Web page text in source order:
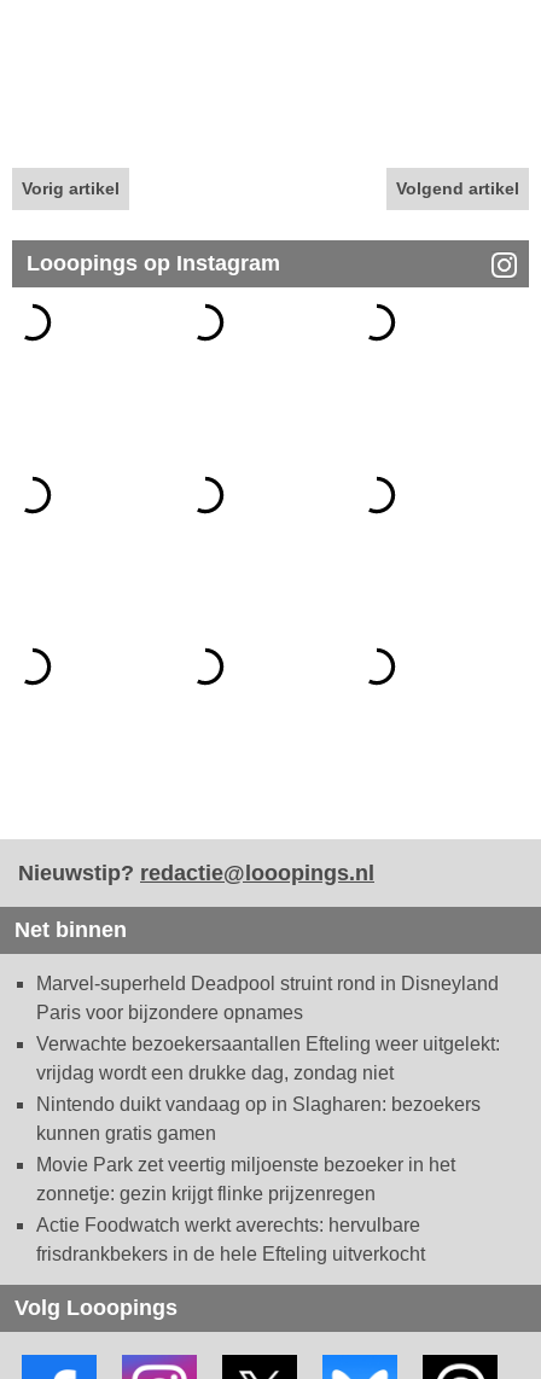
Vorig artikel Volgend artikel
Looopings op Instagram
Nieuwstip? redactie@looopings.nl
Net binnen
Marvel-superheld Deadpool struint rond in Disneyland
Paris voor bijzondere opnames
Verwachte bezoekersaantallen Efteling weer uitgelekt:
vrijdag wordt een drukke dag, zondag niet
Nintendo duikt vandaag op in Slagharen: bezoekers
kunnen gratis gamen
Movie Park zet veertig miljoenste bezoeker in het
zonnetje: gezin krijgt flinke prijzenregen
Actie Foodwatch werkt averechts: hervulbare
frisdrankbekers in de hele Efteling uitverkocht
Volg Looopings